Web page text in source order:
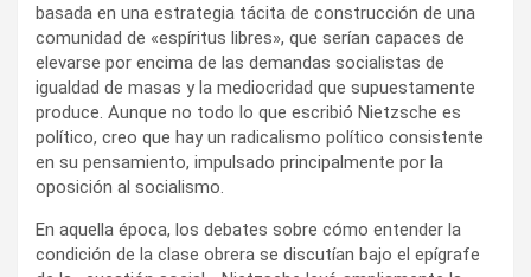
basada en una estrategia tácita de construcción de una
comunidad de «espíritus libres», que serían capaces de
elevarse por encima de las demandas socialistas de
igualdad de masas y la mediocridad que supuestamente
produce. Aunque no todo lo que escribió Nietzsche es
político, creo que hay un radicalismo político consistente
en su pensamiento, impulsado principalmente por la
oposición al socialismo.
En aquella época, los debates sobre cómo entender la
condición de la clase obrera se discutían bajo el epígrafe